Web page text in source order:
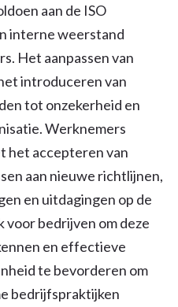
aan de ISO
interne weerstand
Het aanpassen van
introduceren van
tot onzekerheid en
Werknemers
het accepteren van
aan nieuwe richtlijnen,
en uitdagingen op de
bedrijven om deze
en effectieve
te bevorderen om
bedrijfspraktijken